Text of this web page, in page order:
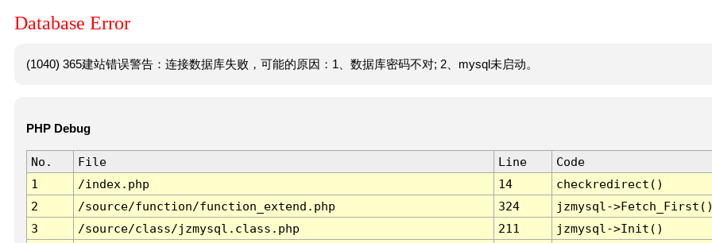
Database Error
(1040) 365建站错误警告：连接数据库失败，可能的原因：1、数据库密码不对; 2、mysql未启动。
PHP Debug
No. File Line
Code
1
/index.php 14
checkredirect()
2
/source/function/function_extend.php 324
jzmysql-
3
/source/class/jzmysql.class.php 211
jzmysql->Init()